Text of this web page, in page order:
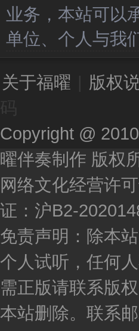
业务，本站可以
单位、个人与我
关于福曜 版权
Copyright @
曜伴奏制作 版权
网络文化经营许
证：沪B2-
免责声明：除本
个人试听，任何
需正版请联系版
本站删除。联系